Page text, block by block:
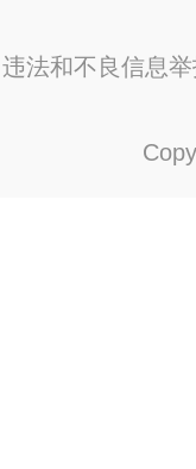
违法和不良信息